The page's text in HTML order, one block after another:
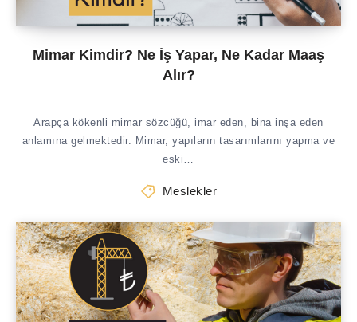
Mimar Kimdir? Ne İş Yapar, Ne Kadar Maaş
Alır?
Arapça kökenli mimar sözcüğü, imar eden, bina inşa eden
anlamına gelmektedir. Mimar, yapıların tasarımlarını yapma ve
eski…
Meslekler